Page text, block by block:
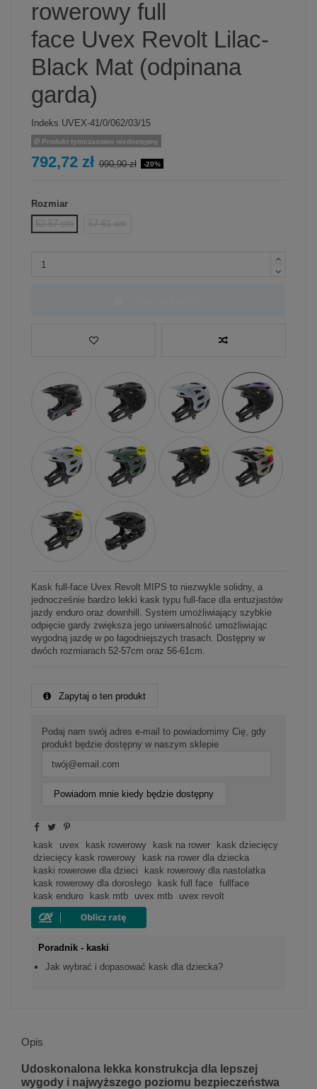
rowerowy full
face Uvex Revolt Lilac-
Black Mat (odpinana
garda)
Indeks UVEX-41/0/062/03/15
Produkt tymczasowo niedostępny
792,72 zł 990,90 zł -20%
Rozmiar
52-57 cm
57-61 cm
Kask full-face Uvex Revolt MIPS to niezwykle solidny, a
jednocześnie bardzo lekki kask typu full-face dla entuzjastów
jazdy enduro oraz downhill. System umożliwiający szybkie
odpięcie gardy zwiększa jego uniwersalność umożliwiając
wygodną jazdę w po łagodniejszych trasach. Dostępny w
dwóch rozmiarach 52-57cm oraz 56-61cm.
Zapytaj o ten produkt
Podaj nam swój adres e-mail to powiadomimy Cię, gdy
produkt będzie dostępny w naszym sklepie
Powiadom mnie kiedy będzie dostępny
kask uvex kask rowerowy kask na rower
kask dziecięcy
dziecięcy kask rowerowy
kask na rower dla dziecka
kaski rowerowe dla dzieci
kask rowerowy dla nastolatka
kask rowerowy dla dorosłego
kask full face
fullface
kask enduro
kask mtb uvex mtb uvex revolt
Poradnik - kaski
Jak wybrać i dopasować kask dla dziecka?
Opis
Udoskonalona lekka konstrukcja dla lepszej
wygody i najwyższego poziomu bezpieczeństwa